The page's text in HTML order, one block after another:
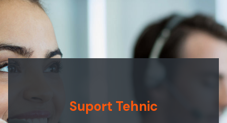
Suport Tehnic